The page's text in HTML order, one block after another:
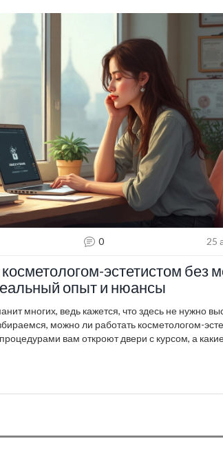
0 25
эстетистом без
опыт и нюансы
многих, ведь кажется, что здесь не нужно
можно ли работать косметологом-
вам откроют двери с курсом, а